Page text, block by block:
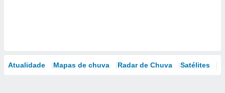
Atualidade Mapas de chuva Radar de Chuva Satélites